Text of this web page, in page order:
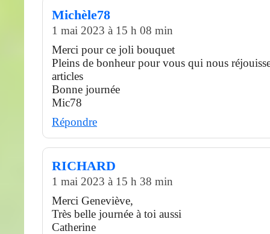
Michèle78
1 mai 2023 à 15 h 08 min
Merci pour ce joli bouquet
Pleins de bonheur pour vous qui nous
articles
Bonne journée
Mic78
Répondre
RICHARD
1 mai 2023 à 15 h 38 min
Merci Geneviève,
Très belle journée à toi aussi
Catherine